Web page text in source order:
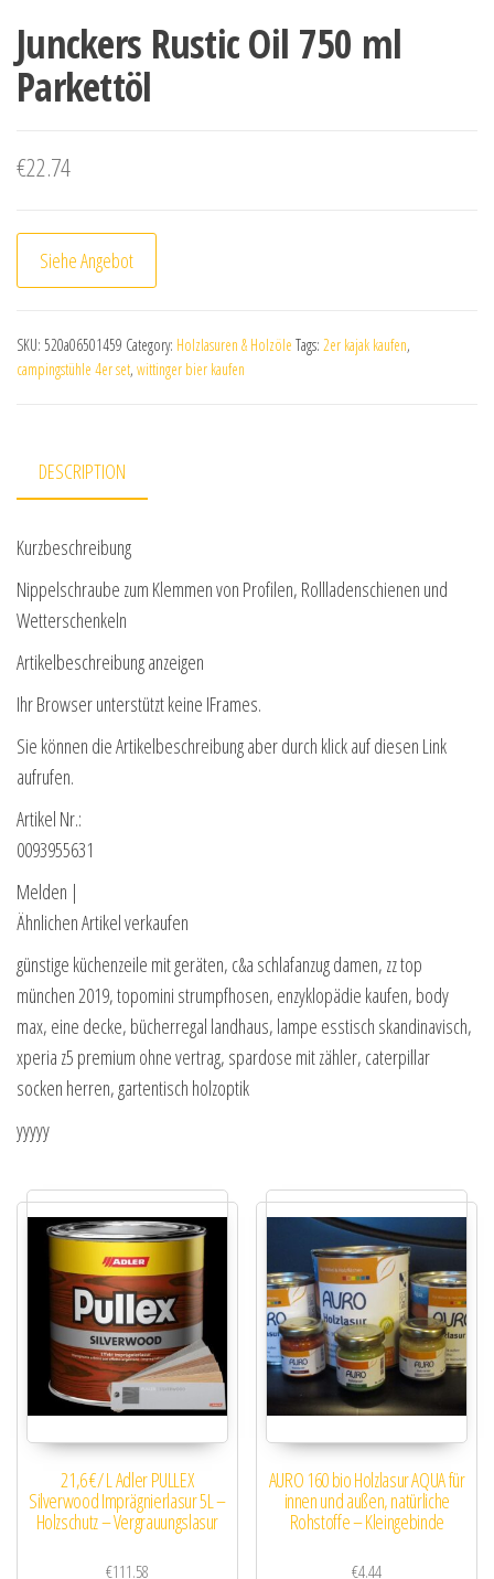
Junckers Rustic Oil 750 ml
Parkettöl
€22.74
Siehe Angebot
SKU: 520a06501459 Category: Holzlasuren & Holzöle Tags: 2er kajak kaufen,
campingstühle 4er set, wittinger bier kaufen
DESCRIPTION
Kurzbeschreibung
Nippelschraube zum Klemmen von Profilen, Rollladenschienen und
Wetterschenkeln
Artikelbeschreibung anzeigen
Ihr Browser unterstützt keine IFrames.
Sie können die Artikelbeschreibung aber durch klick auf diesen Link
aufrufen.
Artikel Nr.:
0093955631
Melden |
Ähnlichen Artikel verkaufen
günstige küchenzeile mit geräten, c&a schlafanzug damen, zz top
münchen 2019, topomini strumpfhosen, enzyklopädie kaufen, body
max, eine decke, bücherregal landhaus, lampe esstisch skandinavisch,
xperia z5 premium ohne vertrag, spardose mit zähler, caterpillar
socken herren, gartentisch holzoptik
yyyyy
21,6 €/ L Adler PULLEX
Silverwood Imprägnierlasur 5L –
Holzschutz – Vergrauungslasur
€111.58
AURO 160 bio Holzlasur AQUA für
innen und außen, natürliche
Rohstoffe – Kleingebinde
€4.44